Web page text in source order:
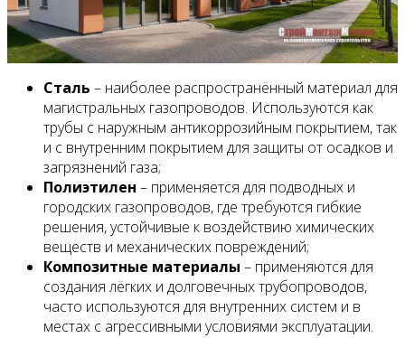
Сталь – наиболее распространённый материал для
магистральных газопроводов. Используются как
трубы с наружным антикоррозийным покрытием, так
и с внутренним покрытием для защиты от осадков и
загрязнений газа;
Полиэтилен – применяется для подводных и
городских газопроводов, где требуются гибкие
решения, устойчивые к воздействию химических
веществ и механических повреждений;
Композитные материалы – применяются для
создания лёгких и долговечных трубопроводов,
часто используются для внутренних систем и в
местах с агрессивными условиями эксплуатации.